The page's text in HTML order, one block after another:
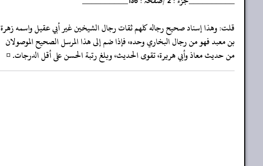
‏‏‏‏قلت: وهذا إسناد صحيح رجاله كلهم ثقات رجال الشيخين غير أبي عقيل واسمه زهرة
‏‏‏‏بن معبد فهو من رجال البخاري وحده، فإذا ضم إلى هذا المرسل الصحيح الموصولان
‏‏‏‏من حديث معاذ وأبي هريرة، تقوى الحديث، وبلغ رتبة الحسن على أقل الدرجات. ¤